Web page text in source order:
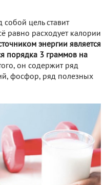
собой цель ставит
равно расходует калории
энергии является
порядка 3 граммов на
он содержит ряд
фосфор, ряд полезных